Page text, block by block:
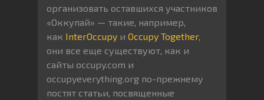
организовать оставшихся участников
«Оккупай» — такие, например,
как InterOccupy и Occupy Together,
они все еще существуют, как и
сайты occupy.com и
occupyeverything.org по-прежнему
постят статьи, посвященные